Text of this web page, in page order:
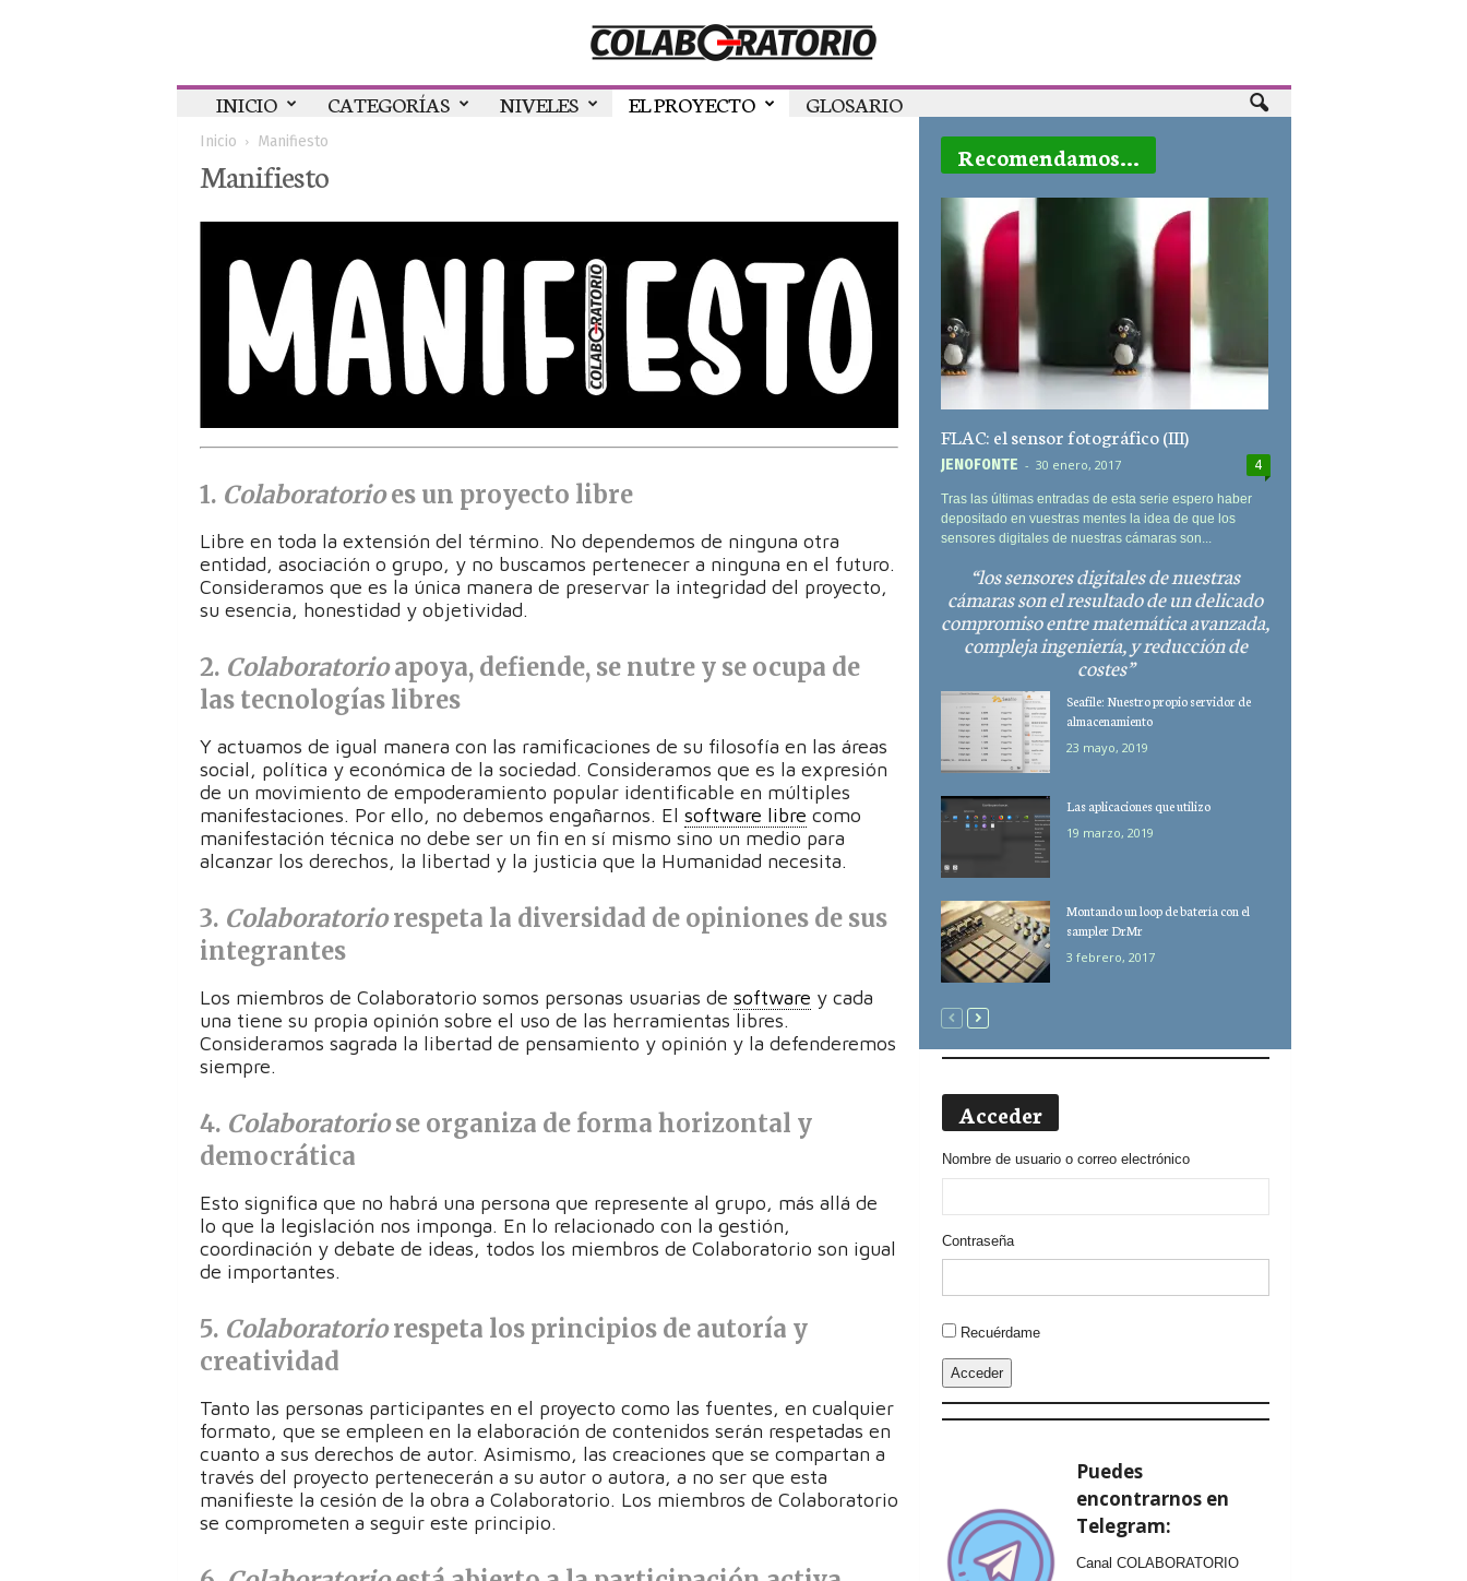
Colaboratorio
INICIO CATEGORÍAS NIVELES EL PROYECTO GLOSARIO
Inicio Manifiesto
Manifiesto
1. Colaboratorioes un proyecto libre
Libre en toda la extensión del término. No dependemos de ninguna otra
entidad, asociación o grupo, y no buscamos pertenecer a ninguna en el futuro.
Consideramos que es la única manera de preservar la integridad del proyecto,
su esencia, honestidad y objetividad.
2. Colaboratorioapoya, defiende, se nutre y se ocupa de
las tecnologías libres
Y actuamos de igual manera con las ramificaciones de su filosofía en las áreas
social, política y económica de la sociedad. Consideramos que es la expresión
de un movimiento de empoderamiento popular identificable en múltiples
manifestaciones. Por ello, no debemos engañarnos. El software libre como
manifestación técnica no debe ser un fin en sí mismo sino un medio para
alcanzar los derechos, la libertad y la justicia que la Humanidad necesita.
3. Colaboratoriorespeta la diversidad de opiniones de sus
integrantes
Los miembros de Colaboratorio somos personas usuarias de software y cada
una tiene su propia opinión sobre el uso de las herramientas libres.
Consideramos sagrada la libertad de pensamiento y opinión y la defenderemos
siempre.
4. Colaboratoriose organiza de forma horizontal y
democrática
Esto significa que no habrá una persona que represente al grupo, más allá de
lo que la legislación nos imponga. En lo relacionado con la gestión,
coordinación y debate de ideas, todos los miembros de Colaboratorio son igual
de importantes.
5. Colaboratoriorespeta los principios de autoría y
creatividad
Tanto las personas participantes en el proyecto como las fuentes, en cualquier
formato, que se empleen en la elaboración de contenidos serán respetadas en
cuanto a sus derechos de autor. Asimismo, las creaciones que se compartan a
través del proyecto pertenecerán a su autor o autora, a no ser que esta
manifieste la cesión de la obra a Colaboratorio. Los miembros de Colaboratorio
se comprometen a seguir este principio.
Recomendamos...
FLAC: el sensor fotográfico (III)
JEN0F0NTE - 30 enero, 2017 4
Tras las últimas entradas de esta serie espero haber
depositado en vuestras mentes la idea de que los
sensores digitales de nuestras cámaras son...
los sensores digitales de nuestras
cámaras son el resultado de un delicado
compromiso entre matemática avanzada,
compleja ingeniería, y reducción de
costes
Seafile: Nuestro propio servidor de
almacenamiento
23 mayo, 2019
Las aplicaciones que utilizo
19 marzo, 2019
Montando un loop de batería con el
sampler DrMr
3 febrero, 2017
Acceder
Nombre de usuario o correo electrónico
Contraseña
Alternative:
Recuérdame
Acceder
Puedes
encontrarnos en
Telegram:
Canal COLABORATORIO